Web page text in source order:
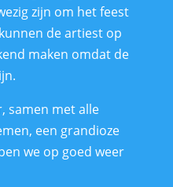
zijn om het feest
de artiest op
maken omdat de
samen met alle
een grandioze
we op goed weer